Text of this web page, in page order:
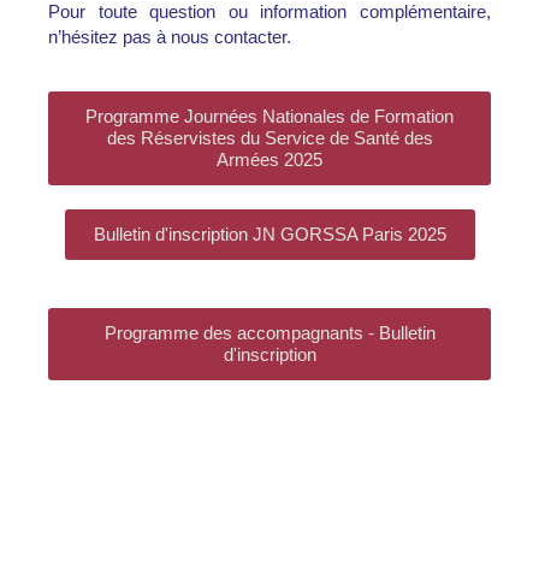
Pour toute question ou information complémentaire,
n’hésitez pas à nous contacter.
Programme Journées Nationales de Formation
des Réservistes du Service de Santé des
Armées 2025
Bulletin d'inscription JN GORSSA Paris 2025
Programme des accompagnants - Bulletin
d'inscription